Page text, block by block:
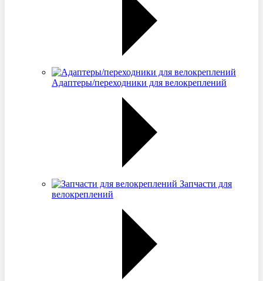
Адаптеры/переходники для велокреплений
Запчасти для
велокреплений